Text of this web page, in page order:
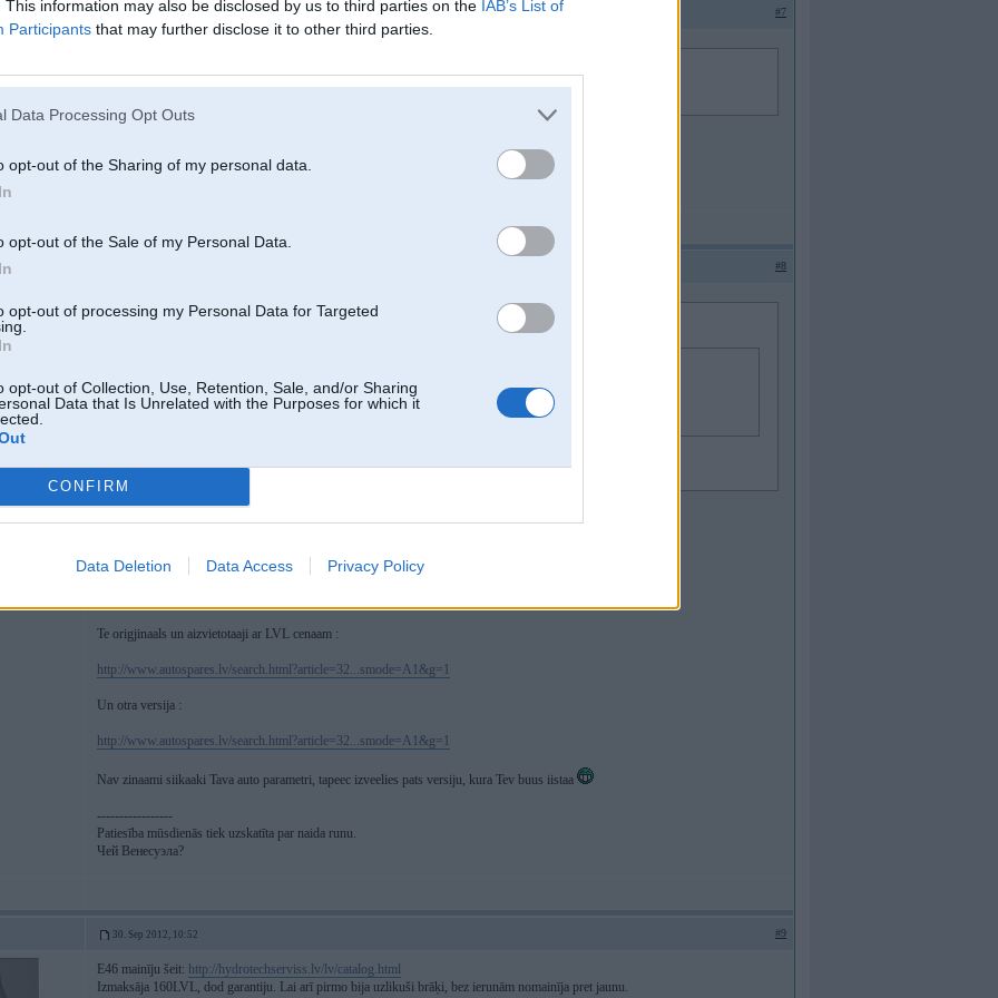
This information may also be disclosed by us to third parties on the IAB’s List of
Participants that may further disclose it to other third parties.
Data Processing Opt Outs
opt-out of the Sharing of my personal data.
opt-out of the Sale of my Personal Data.
opt-out of processing my Personal Data for Targeted
opt-out of Collection, Use, Retention, Sale, and/or Sharing
Data that Is Unrelated with the Purposes for which it
CONFIRM
Data Deletion Data Access Privacy Policy
30. Sep 2012, 00:30 #7
29 Sep 2012, 21:10:27 saveejais rakstīja:
#8
Gran
Coupe
Liec lietotu suukni un nelej visaadus meeslus sisteemaa
Intereses pēc cik maksā jauns sūknis ,visdrīzākais ka varēšu 'pacelt'
Te origjinaals un aizvietotaaji ar LVL cenaam :
http://www.autospares.lv/search.html?article=32...smode=A1&g=1
Un otra versija :
http://www.autospares.lv/search.html?article=32...smode=A1&g=1
Nav zinaami siikaaki Tava auto parametri, tapeec izveelies pats versiju, kura Tev buus iistaa
-----------------
Patiesība mūsdienās tiek uzskatīta par naida runu.
Чей Венесуэла?
30. Sep 2012, 10:52 #9
E46 mainīju šeit: http://hydrotechserviss.lv/lv/catalog.html
Izmaksāja 160LVL, dod garantiju. Lai arī pirmo bija uzlikuši brāķi, bez ierunām nomainīja pret jaunu.